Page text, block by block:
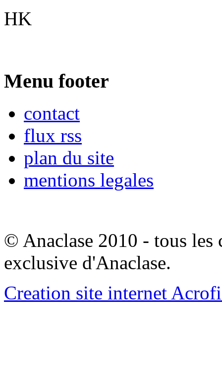
HK
Menu footer
contact
flux rss
plan du site
mentions legales
© Anaclase 2010 - tous les
exclusive d'Anaclase.
Creation site internet